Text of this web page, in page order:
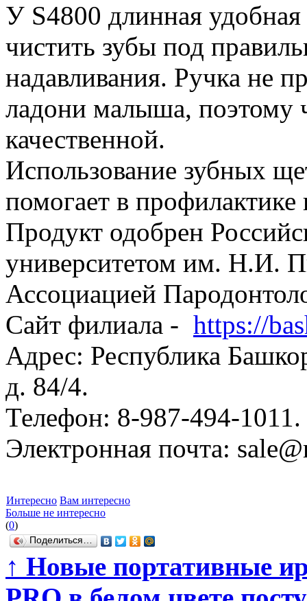
У S4800 длинная удобная
чистить зубы под
надавливания. Ручка не
ладони малыша, поэтому
качественной.
Использование зубных
помогает в
Продукт одобрен
университетом им. Н.И.
Ассоциацией
Сайт филиала - https://
Адрес: Республика
д. 84/4.
Телефон: 8-987-494-1011.
Электронная почта:
Интересно Вам интересно
Больше не интересно
(0)
Поделиться…
↑ Новые портативные